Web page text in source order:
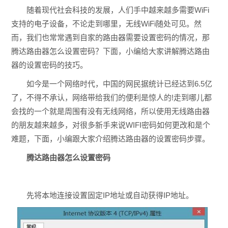
随着现代社会科技的发展，人们手中越来越多需要WiFi
支持的电子设备，不论走到哪里，无线WiFi随处可见。然
而，我们也常常遇到自家的路由器需要设置密码的情况，那
腾达路由器怎么设置密码？下面，小编给大家讲解腾达路由
器的设置密码的技巧。
如今是一个网络时代，中国的网民据统计已经达到6.5亿
了，不得不承认，网络带给我们的便利是惊人的!走到哪儿都
会找的一个就是周围有没有无线网络，所以使用无线路由器
的朋友越来越多，对很多新手来说WIFI密码如何更改和是个
难题，下面，小编跟大家介绍腾达路由器的设置密码步骤。
腾达路由器怎么设置密码
先将本地连接设置固定IP地址或自动获得IP地址。